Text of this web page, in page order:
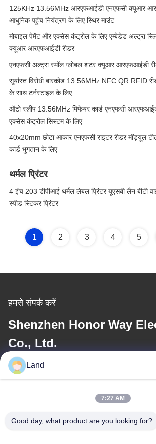
125KHz 13.56MHz आरएफआईडी एनएफसी क्यूआर
आधुनिक पहुंच नियंत्रण के लिए स्थिर माउंट
मोबाइल पेमेंट और एक्सेस कंट्रोल के लिए एम्बेडेड अल्ट्रा
क्यूआर आरएफआईडी रीडर
एनएफसी अल्ट्रा स्मॉल ग्लोबल शटर क्यूआर आरएफआईडी
सूर्यास्त विरोधी बारकोड 13.56MHz NFC QR RFID
के साथ टर्नस्टाइल के लिए
ऑटो स्लीप 13.56MHz मिफेयर कार्ड एनएफसी
एक्सेस कंट्रोल सिस्टम के लिए
40x20mm छोटा आकार एनएफसी राइटर रीडर मॉड्यूल
कार्ड भुगतान के लिए
थर्मल प्रिंटर
4 इंच 203 डीपीआई थर्मल लेबल प्रिंटर यूएसबी लैन बीटी
स्पीड स्टिकर प्रिंटर
1 2 3 4 5
हमसे संपर्क करें
Shenzhen Honor Way
Co., Ltd.
ईमेल
Land
7:27 AM
Good day, what product are you looking for?